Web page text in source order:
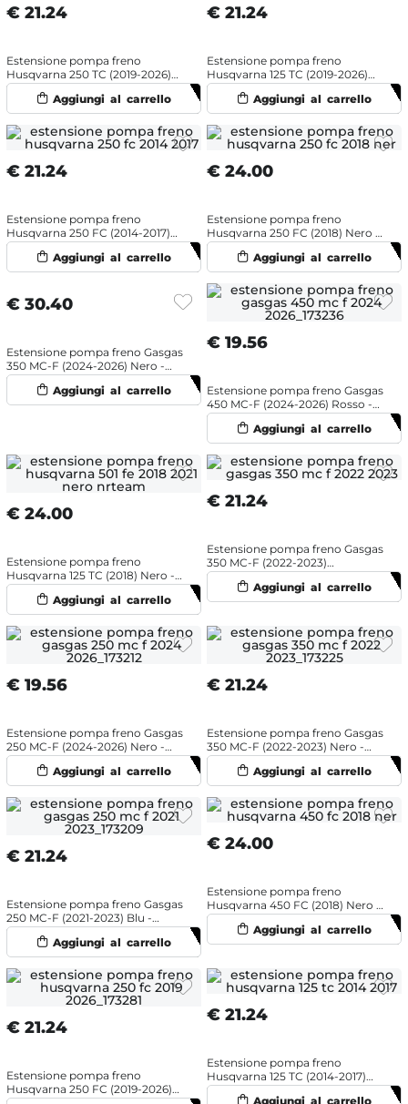
€ 21.24
Estensione pompa freno
Husqvarna 250 TC (2019-2026)
Arancione - NRTeam
€ 21.24
Estensione pompa freno
Husqvarna 125 TC (2019-2026)
Arancione - NRTeam
€ 21.24
Estensione pompa freno
Husqvarna 250 FC (2014-2017)
Arancione - NRTeam
€ 24.00
Estensione pompa freno
Husqvarna 250 FC (2018) Nero -
NRTeam
€ 30.40
Estensione pompa freno Gasgas
350 MC-F (2024-2026) Nero -
Scar
€ 19.56
Estensione pompa freno Gasgas
450 MC-F (2024-2026) Rosso -
NRTeam
€ 24.00
Estensione pompa freno
Husqvarna 125 TC (2018) Nero -
NRTeam
€ 21.24
Estensione pompa freno Gasgas
350 MC-F (2022-2023)
Arancione - NRTeam
€ 19.56
Estensione pompa freno Gasgas
250 MC-F (2024-2026) Nero -
NRTeam
€ 21.24
Estensione pompa freno Gasgas
350 MC-F (2022-2023) Nero -
NRTeam
€ 21.24
Estensione pompa freno Gasgas
250 MC-F (2021-2023) Blu -
NRTeam
€ 24.00
Estensione pompa freno
Husqvarna 450 FC (2018) Nero -
NRTeam
€ 21.24
Estensione pompa freno
Husqvarna 250 FC (2019-2026)
€ 21.24
Estensione pompa freno
Husqvarna 125 TC (2014-2017)
Arancione - NRTeam